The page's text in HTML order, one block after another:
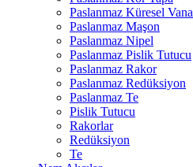
Paslanmaz Küresel Vana
Paslanmaz Maşon
Paslanmaz Nipel
Paslanmaz Pislik Tutucu
Paslanmaz Rakor
Paslanmaz Redüksiyon
Paslanmaz Te
Pislik Tutucu
Rakorlar
Redüksiyon
Te